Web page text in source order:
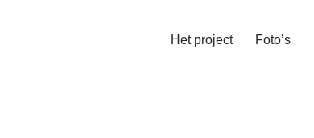
Het project Foto’s